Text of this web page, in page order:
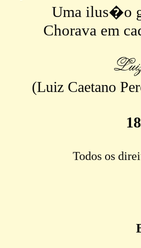
Uma ilus�o
Chorava em
(Luiz Caetano
Todos os